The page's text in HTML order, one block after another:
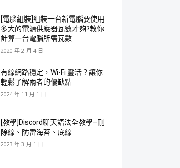
[電腦組裝]組裝一台新電腦要使用
多大的電源供應器瓦數才夠?教你
計算一台電腦所需瓦數
2020 年 2 月 4 日
有線網路穩定，Wi-Fi 靈活？讓你
輕鬆了解兩者的優缺點
2024 年 11 月 1 日
[教學]Discord聊天語法全教學–刪
除線、防雷海苔、底線
2023 年 3 月 1 日